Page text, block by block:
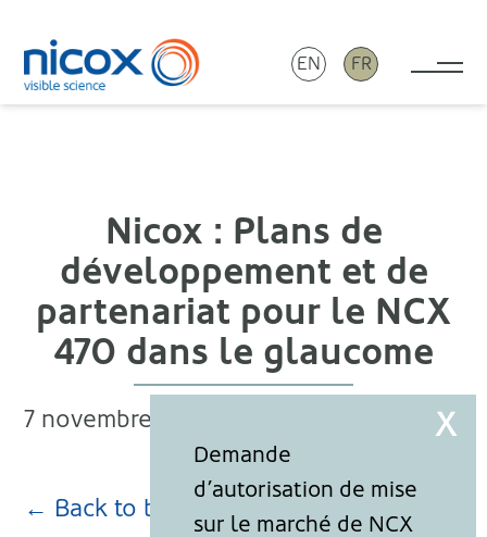
Nicox
EN FR
Nicox : Plans de
développement et de
partenariat pour le NCX
470 dans le glaucome
7 novembre 2022
← Back to blog page